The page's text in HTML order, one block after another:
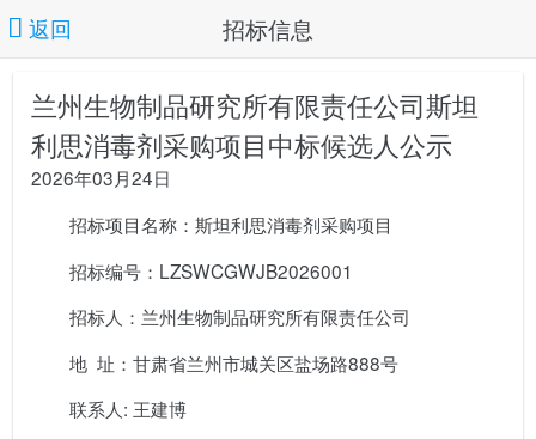
返回 招标信息
兰州生物制品研究所有限责任公司斯坦
利思消毒剂采购项目中标候选人公示
2026年03月24日
招标项目名称：斯坦利思消毒剂采购项目
招标编号：LZSWCGWJB2026001
招标人：兰州生物制品研究所有限责任公司
地 址：甘肃省兰州市城关区盐场路888号
联系人: 王建博